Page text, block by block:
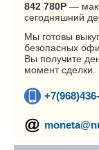
842 780Р —
сегодняшний
Мы готовы
безопасных
Вы получите
момент сделки.